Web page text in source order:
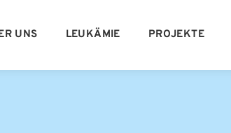
UNS LEUKÄMIE PROJEKTE